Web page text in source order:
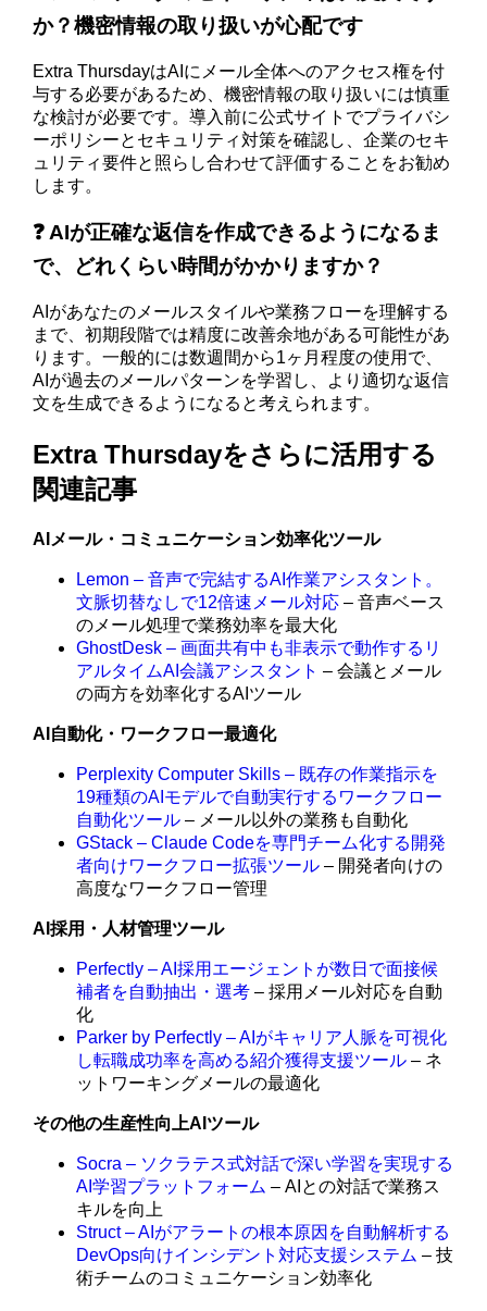
か？機密情報の取り扱いが心配です
Extra ThursdayはAIにメール全体へのアクセス権を付
与する必要があるため、機密情報の取り扱いには慎重
な検討が必要です。導入前に公式サイトでプライバシ
ーポリシーとセキュリティ対策を確認し、企業のセキ
ュリティ要件と照らし合わせて評価することをお勧め
します。
❓ AIが正確な返信を作成できるようになるま
で、どれくらい時間がかかりますか？
AIがあなたのメールスタイルや業務フローを理解する
まで、初期段階では精度に改善余地がある可能性があ
ります。一般的には数週間から1ヶ月程度の使用で、
AIが過去のメールパターンを学習し、より適切な返信
文を生成できるようになると考えられます。
Extra Thursdayをさらに活用する
関連記事
AIメール・コミュニケーション効率化ツール
Lemon – 音声で完結するAI作業アシスタント。
文脈切替なしで12倍速メール対応 – 音声ベース
のメール処理で業務効率を最大化
GhostDesk – 画面共有中も非表示で動作するリ
アルタイムAI会議アシスタント – 会議とメール
の両方を効率化するAIツール
AI自動化・ワークフロー最適化
Perplexity Computer Skills – 既存の作業指示を
19種類のAIモデルで自動実行するワークフロー
自動化ツール – メール以外の業務も自動化
GStack – Claude Codeを専門チーム化する開発
者向けワークフロー拡張ツール – 開発者向けの
高度なワークフロー管理
AI採用・人材管理ツール
Perfectly – AI採用エージェントが数日で面接候
補者を自動抽出・選考 – 採用メール対応を自動
化
Parker by Perfectly – AIがキャリア人脈を可視化
し転職成功率を高める紹介獲得支援ツール – ネ
ットワーキングメールの最適化
その他の生産性向上AIツール
Socra – ソクラテス式対話で深い学習を実現する
AI学習プラットフォーム – AIとの対話で業務ス
キルを向上
Struct – AIがアラートの根本原因を自動解析する
DevOps向けインシデント対応支援システム – 技
術チームのコミュニケーション効率化